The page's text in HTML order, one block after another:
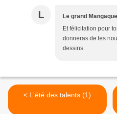
L Le grand Mangaque
Et félicitation pour
donneras de tes
dessins.
< L'été des talents (1)